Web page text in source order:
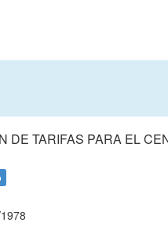
DE TARIFAS PARA EL